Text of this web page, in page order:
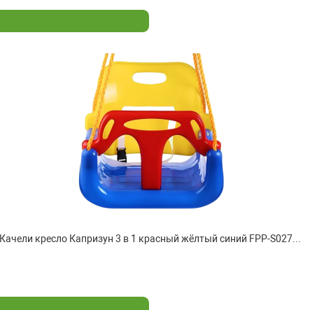
Качели кресло Капризун 3 в 1 красный жёлтый синий FPP-S027...